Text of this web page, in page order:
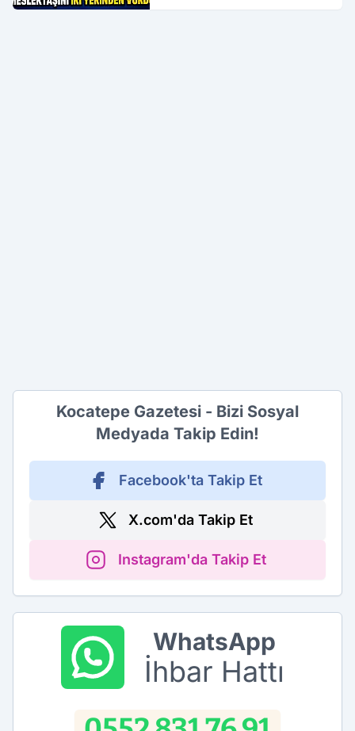
Kocatepe Gazetesi - Bizi Sosyal
Medyada Takip Edin!
Facebook'ta Takip Et
X.com'da Takip Et
Instagram'da Takip Et
WhatsApp
İhbar Hattı